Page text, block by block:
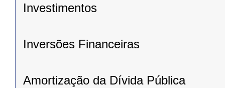
Investimentos
Inversões Financeiras
Amortização da Dívida Pública